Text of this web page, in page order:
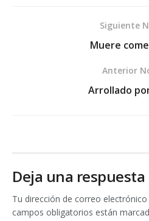
Siguiente
Muere
Anterior
Arrollado
Deja una respuesta
Tu dirección de correo
campos obligatorios están